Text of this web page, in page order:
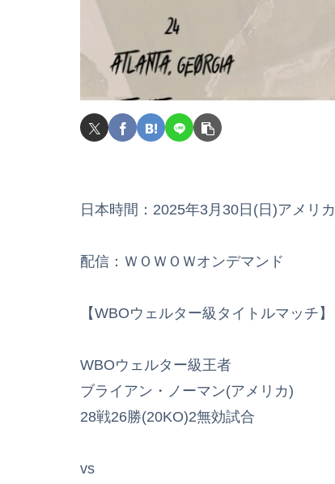
日本時間：2025年3月30日(日)アメリカ
配信：ＷＯＷＯＷオンデマンド
【WBOウェルター級タイトルマッチ】
WBOウェルター級王者
ブライアン・ノーマン(アメリカ)
28戦26勝(20KO)2無効試合
vs